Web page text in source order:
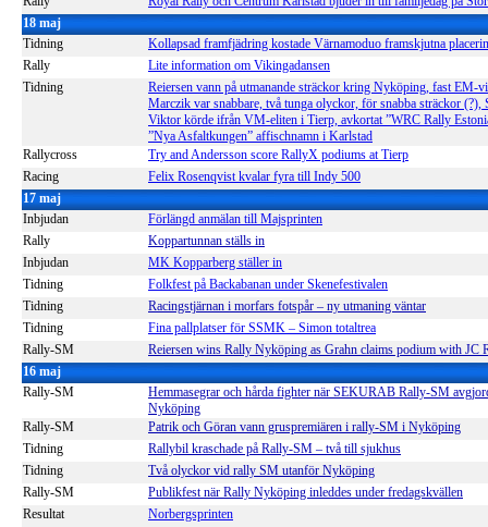
18 maj
Tidning
Kollapsad framfjädring kostade Värnamoduo framskjutna
Rally
Lite information om Vikingadansen
Tidning
Reiersen vann på utmanande sträckor kring Nyköping, fast EM-
Marczik var snabbare, två tunga olyckor, för snabba sträckor
Viktor körde ifrån VM-eliten i Tierp, avkortat ”WRC Rally
”Nya Asfaltkungen” affischnamn i Karlstad
Rallycross
Try and Andersson score RallyX podiums at Tierp
Racing
Felix Rosenqvist kvalar fyra till Indy 500
17 maj
Inbjudan
Förlängd anmälan till Majsprinten
Rally
Koppartunnan ställs in
Inbjudan
MK Kopparberg ställer in
Tidning
Folkfest på Backabanan under Skenefestivalen
Tidning
Racingstjärnan i morfars fotspår – ny utmaning väntar
Tidning
Fina pallplatser för SSMK – Simon totaltrea
Rally-SM
Reiersen wins Rally Nyköping as Grahn claims podium with JC
16 maj
Rally-SM
Hemmasegrar och hårda fighter när SEKURAB Rally-SM
Nyköping
Rally-SM
Patrik och Göran vann gruspremiären i rally-SM i Nyköping
Tidning
Rallybil kraschade på Rally-SM – två till sjukhus
Tidning
Två olyckor vid rally SM utanför Nyköping
Rally-SM
Publikfest när Rally Nyköping inleddes under fredagskvällen
Resultat
Norbergsprinten